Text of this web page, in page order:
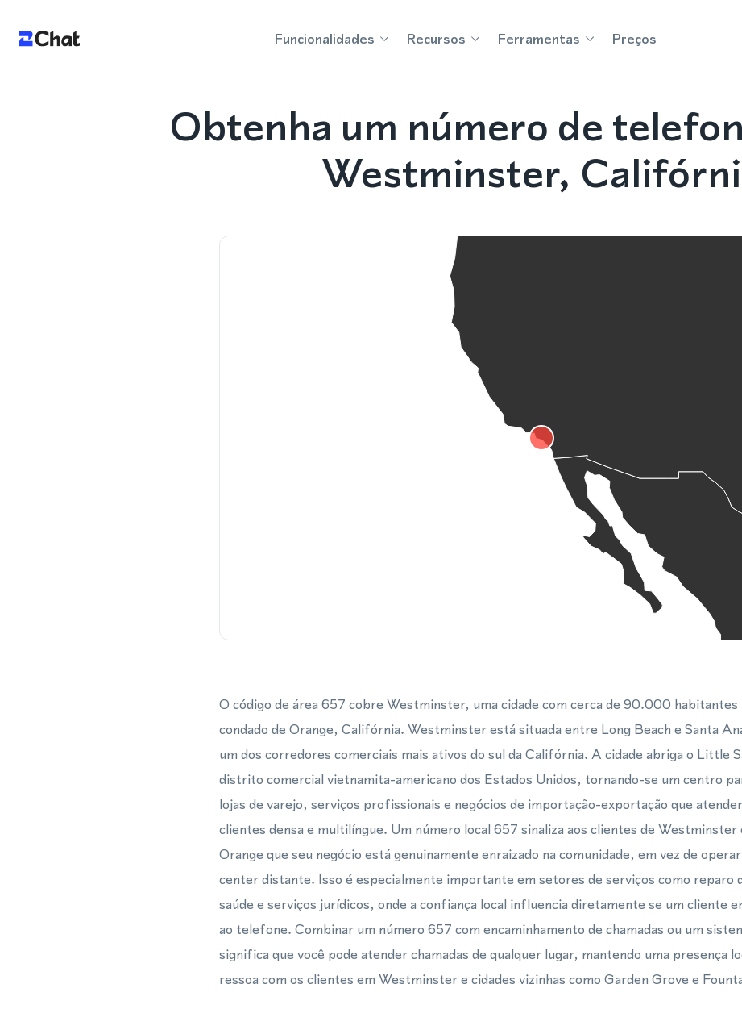
Funcionalidades Recursos Ferramentas Preços
Obtenha um número de
Westminster,
O código de área 657 cobre Westminster, uma cidade com cerca de 90.000 habitantes
condado de Orange, Califórnia. Westminster está situada entre Long Beach e Santa
um dos corredores comerciais mais ativos do sul da Califórnia. A cidade abriga o Little
distrito comercial vietnamita-americano dos Estados Unidos, tornando-se um centro
lojas de varejo, serviços profissionais e negócios de importação-exportação que
clientes densa e multilíngue. Um número local 657 sinaliza aos clientes de Westminster
Orange que seu negócio está genuinamente enraizado na comunidade, em vez de
center distante. Isso é especialmente importante em setores de serviços como reparo
saúde e serviços jurídicos, onde a confiança local influencia diretamente se um cliente
ao telefone. Combinar um número 657 com encaminhamento de chamadas ou um
significa que você pode atender chamadas de qualquer lugar, mantendo uma presença
ressoa com os clientes em Westminster e cidades vizinhas como Garden Grove e